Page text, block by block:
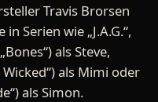
Travis Brorsen
Serien wie „J.A.G.“,
als Steve,
als Mimi oder
als Simon.